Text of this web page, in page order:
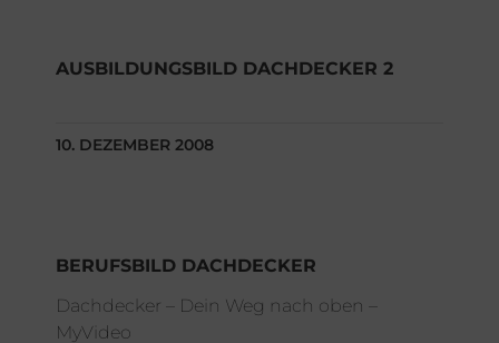
AUSBILDUNGSBILD DACHDECKER 2
10. DEZEMBER 2008
BERUFSBILD DACHDECKER
Dachdecker – Dein Weg nach oben –
MyVideo